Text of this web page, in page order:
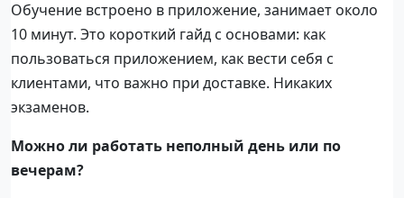
Обучение встроено в приложение, занимает около
10 минут. Это короткий гайд с основами: как
пользоваться приложением, как вести себя с
клиентами, что важно при доставке. Никаких
экзаменов.
Можно ли работать неполный день или по
вечерам?